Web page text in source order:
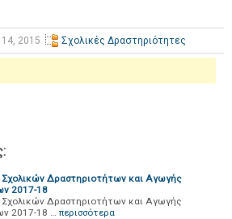
2015 Σχολικές Δραστηριότητες
Δραστηριοτήτων και Αγωγής
2017-18
Δραστηριοτήτων και Αγωγής
2017-18 … περισσότερα